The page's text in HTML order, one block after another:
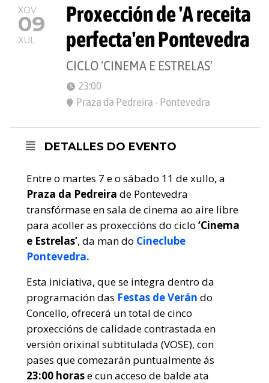
XOV
09
XUL
Proxección de 'A receita
perfecta'en Pontevedra
CICLO 'CINEMA E ESTRELAS'
23:00
Praza da Pedreira - Pontevedra
DETALLES DO EVENTO
Entre o martes 7 e o sábado 11 de xullo, a
Praza da Pedreira de Pontevedra
transfórmase en sala de cinema ao aire libre
para acoller as proxeccións do ciclo ‘Cinema
e Estrelas’, da man do Cineclube
Pontevedra.
Esta iniciativa, que se integra dentro da
programación das Festas de Verán do
Concello, ofrecerá un total de cinco
proxeccións de calidade contrastada en
versión orixinal subtitulada (VOSE), con
pases que comezarán puntualmente ás
23:00 horase cun acceso de balde ata